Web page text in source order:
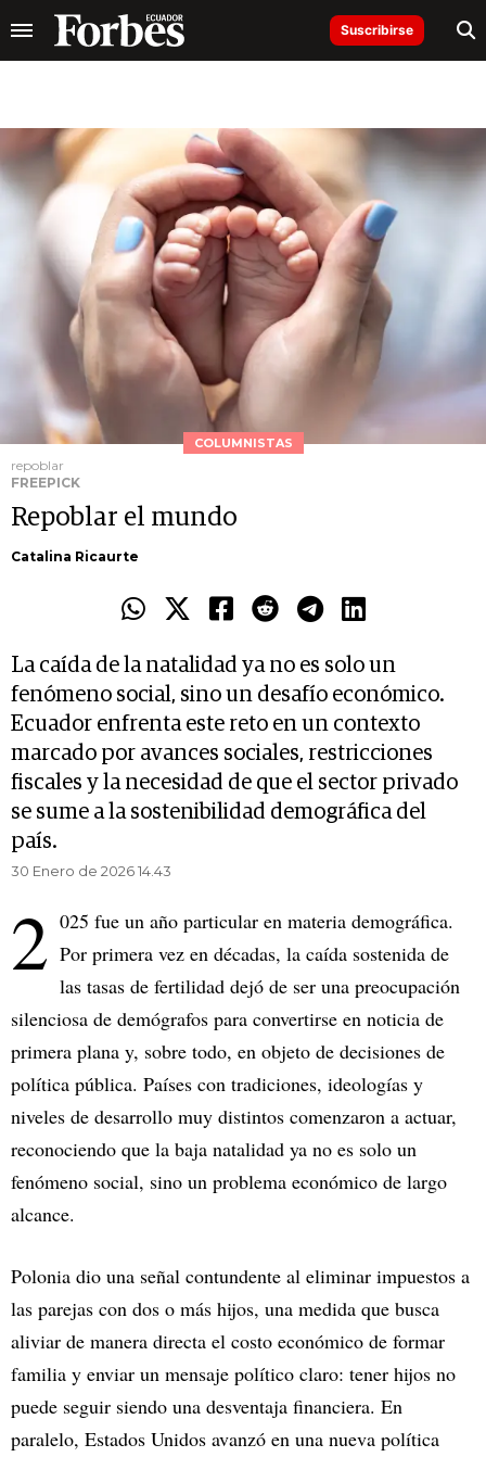
Suscribirse
COLUMNISTAS
repoblar
FREEPICK
Repoblar el mundo
Catalina Ricaurte
La caída de la natalidad ya no es solo un
fenómeno social, sino un desafío económico.
Ecuador enfrenta este reto en un contexto
marcado por avances sociales, restricciones
fiscales y la necesidad de que el sector privado
se sume a la sostenibilidad demográfica del
país.
30 Enero de 2026 14.43
2 025 fue un año particular en materia demográfica.
Por primera vez en décadas, la caída sostenida de
las tasas de fertilidad dejó de ser una preocupación
silenciosa de demógrafos para convertirse en noticia de
primera plana y, sobre todo, en objeto de decisiones de
política pública. Países con tradiciones, ideologías y
niveles de desarrollo muy distintos comenzaron a actuar,
reconociendo que la baja natalidad ya no es solo un
fenómeno social, sino un problema económico de largo
alcance.
Polonia dio una señal contundente al eliminar impuestos a
las parejas con dos o más hijos, una medida que busca
aliviar de manera directa el costo económico de formar
familia y enviar un mensaje político claro: tener hijos no
puede seguir siendo una desventaja financiera. En
paralelo, Estados Unidos avanzó en una nueva política